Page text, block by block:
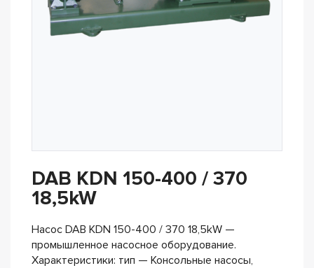
DAB KDN 150-400 / 370
18,5kW
Насос DAB KDN 150-400 / 370 18,5kW —
промышленное насосное оборудование.
Характеристики: тип — Консольные насосы,